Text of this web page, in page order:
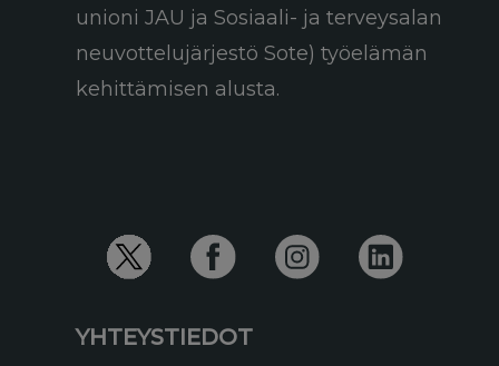
unioni JAU ja Sosiaali- ja terveysalan
neuvottelujärjestö Sote) työelämän
kehittämisen alusta.
YHTEYSTIEDOT